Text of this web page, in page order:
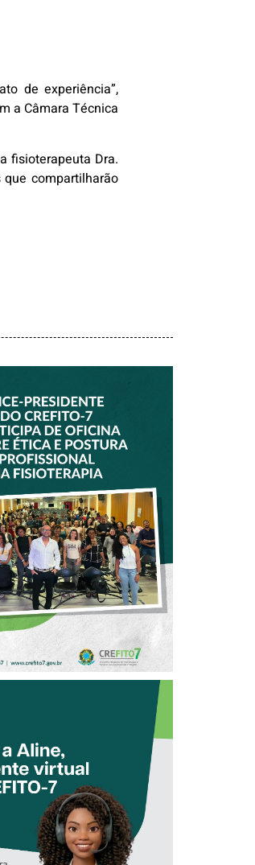
de experiência”,
a Câmara Técnica
fisioterapeuta Dra.
compartilharão
PRESIDENTE
CREFITO-7
DE
SOBRE
E POSTURA
NA
A
‘ALINE’,
DO
7